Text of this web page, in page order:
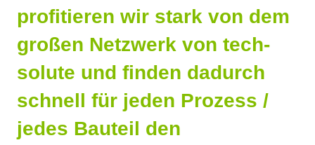
profitieren wir stark von dem
großen Netzwerk von tech-
solute und finden dadurch
schnell für jeden Prozess /
jedes Bauteil den